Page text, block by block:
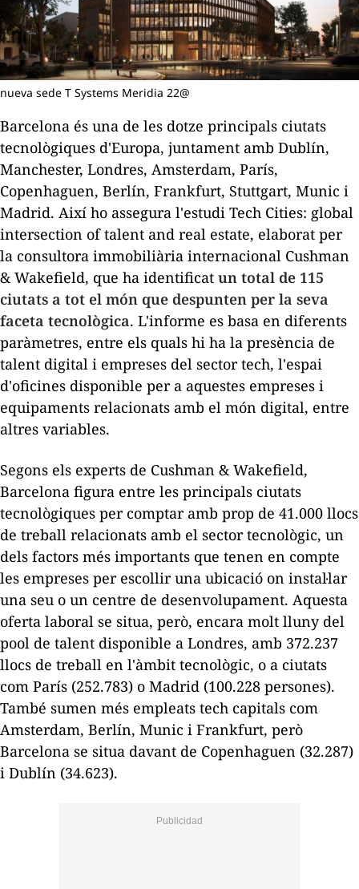
nueva sede T Systems Meridia 22@
Barcelona és una de les dotze principals ciutats
tecnològiques d'Europa, juntament amb Dublín,
Manchester, Londres, Amsterdam, París,
Copenhaguen, Berlín, Frankfurt, Stuttgart, Munic i
Madrid. Així ho assegura l'estudi Tech Cities: global
intersection oftalent and real estate, elaborat per
la consultora immobiliària internacional Cushman
& Wakefield, que ha identificat un total de 115
ciutats a tot el món que despunten per la seva
faceta tecnològica. L'informe es basa en diferents
paràmetres, entre els quals hi ha la presència de
talent digital i empreses del sector tech, l'espai
d'oficines disponible per a aquestes empreses i
equipaments relacionats amb el món digital, entre
altres variables.
Segons els experts de Cushman & Wakefield,
Barcelona figura entre les principals ciutats
tecnològiques per comptar amb prop de 41.000 llocs
de treball relacionats amb el sector tecnològic, un
dels factors més importants que tenen en compte
les empreses per escollir una ubicació on instal·lar
una seu o un centre de desenvolupament. Aquesta
oferta laboral se situa, però, encara molt lluny del
pool de talent disponible a Londres, amb 372.237
llocs de treball en l'àmbit tecnològic, o a ciutats
com París (252.783) o Madrid (100.228 persones).
També sumen més empleats tech capitals com
Amsterdam, Berlín, Munic i Frankfurt, però
Barcelona se situa davant de Copenhaguen (32.287)
i Dublín (34.623).